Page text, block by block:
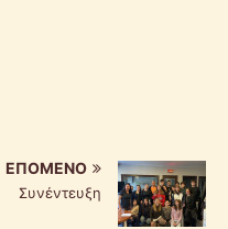
ΕΠΌΜΕΝΟ
Συνέντευξη